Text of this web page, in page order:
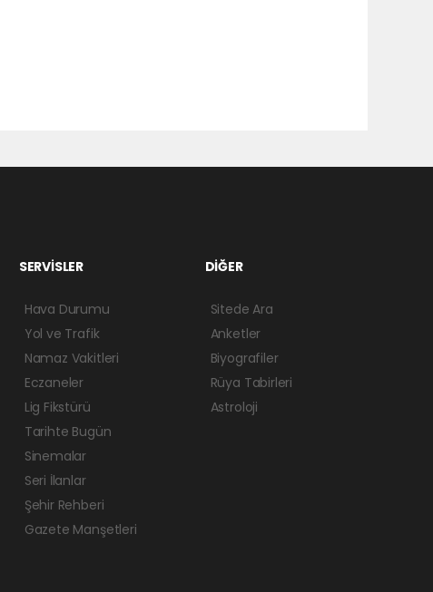
SERVİSLER
Hava Durumu
Yol ve Trafik
Namaz Vakitleri
Eczaneler
Lig Fikstürü
Tarihte Bugün
Sinemalar
Seri İlanlar
Şehir Rehberi
Gazete Manşetleri
DİĞER
Sitede Ara
Anketler
Biyografiler
Rüya Tabirleri
Astroloji